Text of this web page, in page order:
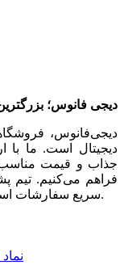
دیجی فانوس؛
دیجی‌فانوس،
دیجیتال است. ما با
جذاب و قیمت
فراهم می‌کنیم. تیم
سریع سفارشات است تا بهترین تجربه خرید آنلاین را داشته باشید.